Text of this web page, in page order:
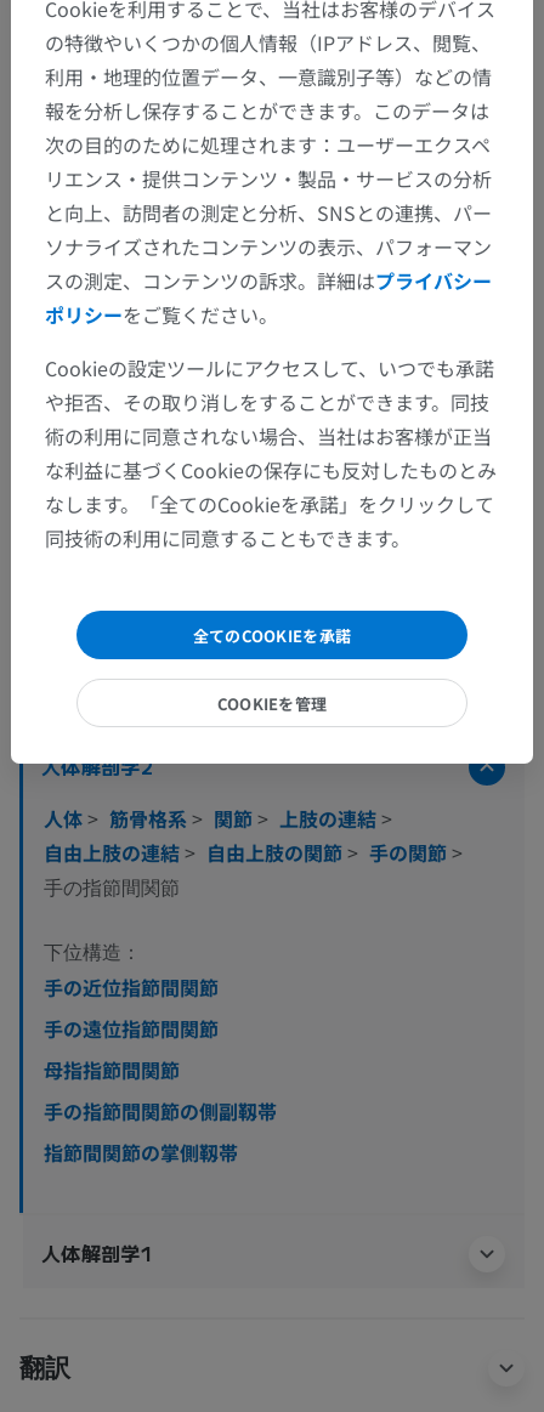
解剖学的階層
人体解剖学2
人体> 筋骨格系> 関節> 上肢の連結>
自由上肢の連結> 自由上肢の関節> 手の関節>
手の指節間関節
下位構造：
手の近位指節間関節
手の遠位指節間関節
母指指節間関節
手の指節間関節の側副靱帯
指節間関節の掌側靱帯
人体解剖学1
翻訳
Cookieを利用することで、当社はお客様のデバイス
の特徴やいくつかの個人情報（IPアドレス、閲覧、
利用・地理的位置データ、一意識別子等）などの情
報を分析し保存することができます。このデータは
次の目的のために処理されます：ユーザーエクスペ
リエンス・提供コンテンツ・製品・サービスの分析
と向上、訪問者の測定と分析、SNSとの連携、パー
ソナライズされたコンテンツの表示、パフォーマン
スの測定、コンテンツの訴求。詳細はプライバシー
ポリシーをご覧ください。
Cookieの設定ツールにアクセスして、いつでも承諾
や拒否、その取り消しをすることができます。同技
術の利用に同意されない場合、当社はお客様が正当
な利益に基づくCookieの保存にも反対したものとみ
なします。「全てのCookieを承諾」をクリックして
同技術の利用に同意することもできます。
全てのCOOKIEを承諾
COOKIEを管理